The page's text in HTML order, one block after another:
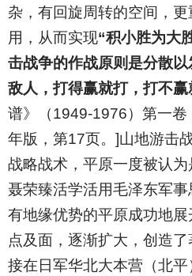
杂，有回旋周转的空间，
用，从而实现“积小胜为大
击战争的作战原则是分散
敌人，打得赢就打，打不赢
谱》（1949-1976）第一
年版，第17页。]山地游击
战略战术，平原一度被认
聂荣臻活学活用毛泽东军
有地缘优势的平原成功地
点及面，逐渐扩大，创造
接在日军华北大本营（北